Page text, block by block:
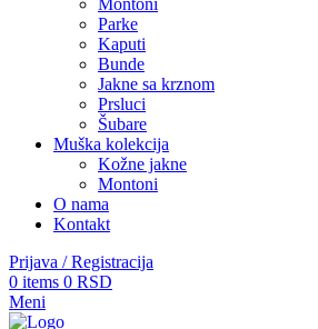
Montoni
Parke
Kaputi
Bunde
Jakne sa krznom
Prsluci
Šubare
Muška kolekcija
Kožne jakne
Montoni
O nama
Kontakt
Prijava / Registracija
0 items 0 RSD
Meni